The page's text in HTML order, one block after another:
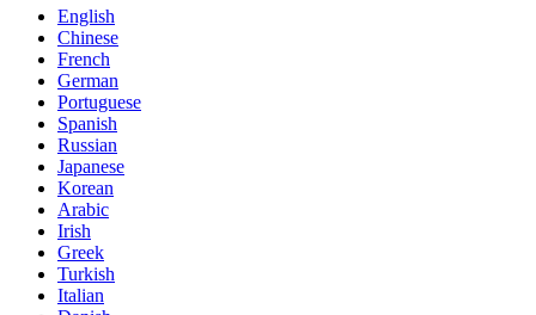
English
Chinese
French
German
Portuguese
Spanish
Russian
Japanese
Korean
Arabic
Irish
Greek
Turkish
Italian